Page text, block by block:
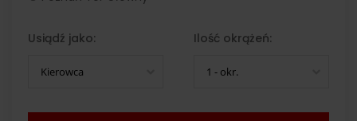
Usiądź jako:
Kierowca
Ilość okrążeń:
1 - okr.